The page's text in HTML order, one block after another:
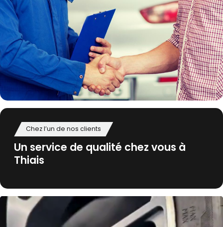
Un service de qualité chez vous à
Thiais
Chez l’un de nos clients